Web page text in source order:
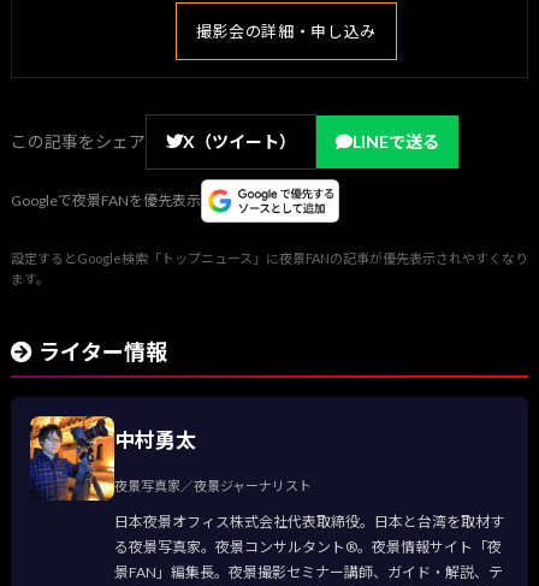
撮影会の詳細・申し込み
この記事をシェア X（ツイート） LINEで送る
Googleで夜景FANを優先表示
設定するとGoogle検索「トップニュース」に夜景FANの記事が優先表示されやすくなり
ます。
ライター情報
中村勇太
夜景写真家／夜景ジャーナリスト
日本夜景オフィス株式会社代表取締役。日本と台湾を取材す
る夜景写真家。夜景コンサルタント®。夜景情報サイト「夜
景FAN」編集長。夜景撮影セミナー講師、ガイド・解説、テ